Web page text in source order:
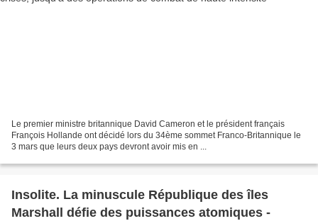
Le premier ministre britannique David Cameron et le président français
François Hollande ont décidé lors du 34ème sommet Franco-Britannique le
3 mars que leurs deux pays devront avoir mis en ...
Insolite. La minuscule République des îles
Marshall défie des puissances atomiques -